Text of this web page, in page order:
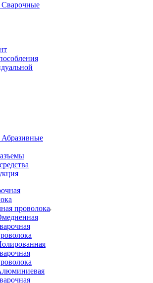
Сварочные
Абразивные
проволока